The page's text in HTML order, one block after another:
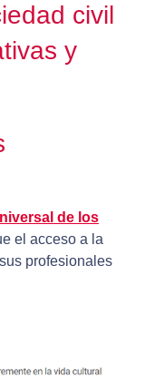
civil
y
de los
el acceso a la
profesionales